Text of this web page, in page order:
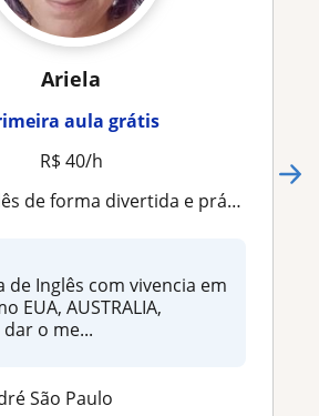
Ariela
aula grátis
R$ 40/h
divertida e prática para alacançar logo seus sonhos
de Inglês com vivencia em
EUA, AUSTRALIA,
o me...
São Paulo